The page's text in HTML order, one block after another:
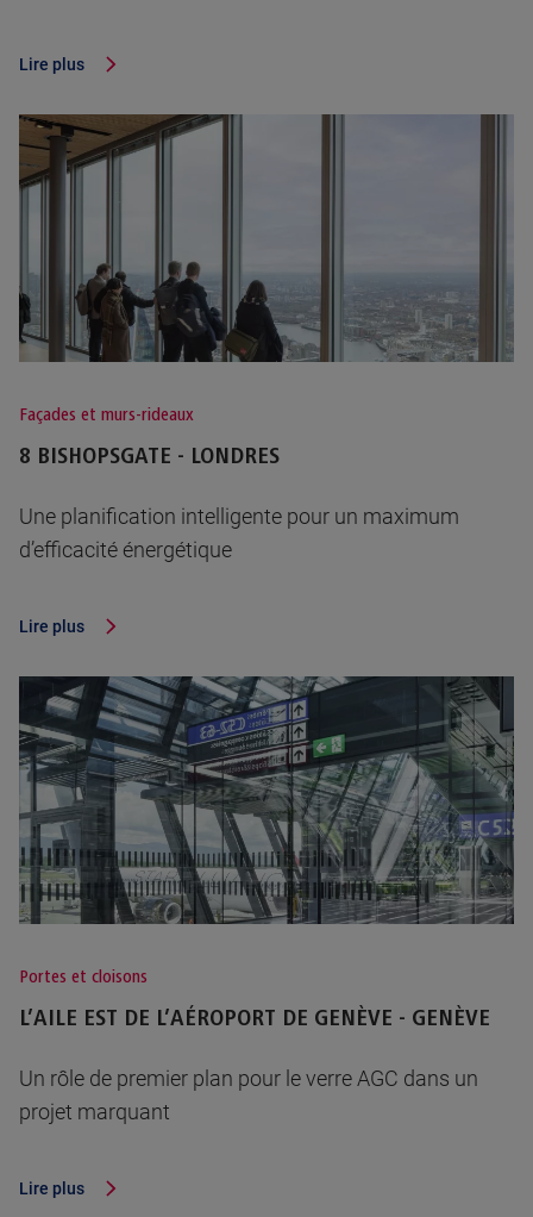
Lire plus
Façades et murs-rideaux
8 BISHOPSGATE - LONDRES
Une planification intelligente pour un maximum
d’efficacité énergétique
Lire plus
Portes et cloisons
L’AILE EST DE L’AÉROPORT DE GENÈVE - GENÈVE
Un rôle de premier plan pour le verre AGC dans un
projet marquant
Lire plus